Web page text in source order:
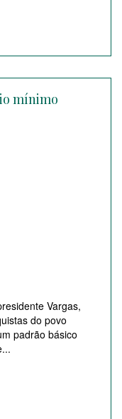
mínimo
Vargas,
do povo
padrão básico